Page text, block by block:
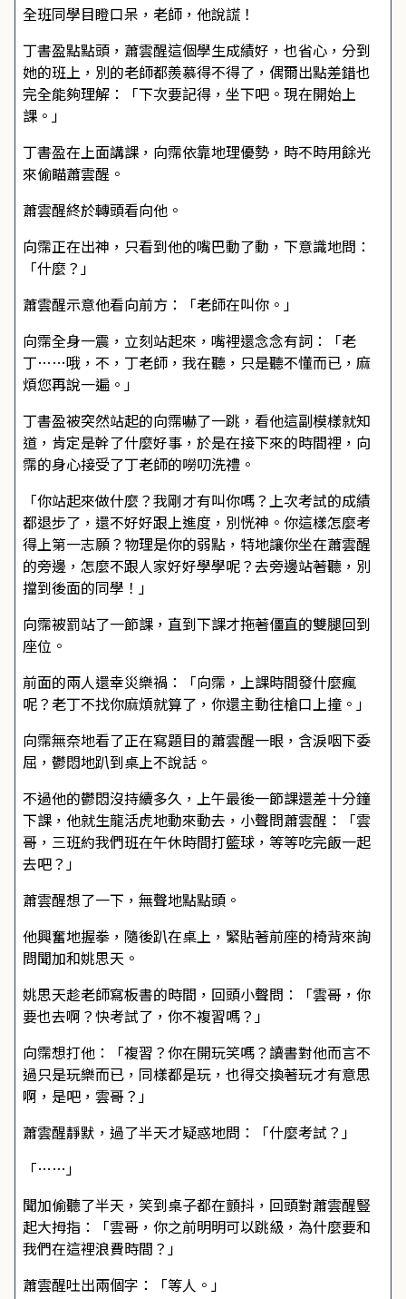
全班同學目瞪口呆，老師，他說謊！
丁書盈點點頭，蕭雲醒這個學生成績好，也省心，分到
她的班上，別的老師都羨慕得不得了，偶爾出點差錯也
完全能夠理解：「下次要記得，坐下吧。現在開始上
課。」
丁書盈在上面講課，向霈依靠地理優勢，時不時用餘光
來偷瞄蕭雲醒。
蕭雲醒終於轉頭看向他。
向霈正在出神，只看到他的嘴巴動了動，下意識地問：
「什麼？」
蕭雲醒示意他看向前方：「老師在叫你。」
向霈全身一震，立刻站起來，嘴裡還念念有詞：「老
丁……哦，不，丁老師，我在聽，只是聽不懂而已，麻
煩您再說一遍。」
丁書盈被突然站起的向霈嚇了一跳，看他這副模樣就知
道，肯定是幹了什麼好事，於是在接下來的時間裡，向
霈的身心接受了丁老師的嘮叨洗禮。
「你站起來做什麼？我剛才有叫你嗎？上次考試的成績
都退步了，還不好好跟上進度，別恍神。你這樣怎麼考
得上第一志願？物理是你的弱點，特地讓你坐在蕭雲醒
的旁邊，怎麼不跟人家好好學學呢？去旁邊站著聽，別
擋到後面的同學！」
向霈被罰站了一節課，直到下課才拖著僵直的雙腿回到
座位。
前面的兩人還幸災樂禍：「向霈，上課時間發什麼瘋
呢？老丁不找你麻煩就算了，你還主動往槍口上撞。」
向霈無奈地看了正在寫題目的蕭雲醒一眼，含淚咽下委
屈，鬱悶地趴到桌上不說話。
不過他的鬱悶沒持續多久，上午最後一節課還差十分鐘
下課，他就生龍活虎地動來動去，小聲問蕭雲醒：「雲
哥，三班約我們班在午休時間打籃球，等等吃完飯一起
去吧？」
蕭雲醒想了一下，無聲地點點頭。
他興奮地握拳，隨後趴在桌上，緊貼著前座的椅背來詢
問聞加和姚思天。
姚思天趁老師寫板書的時間，回頭小聲問：「雲哥，你
要也去啊？快考試了，你不複習嗎？」
向霈想打他：「複習？你在開玩笑嗎？讀書對他而言不
過只是玩樂而已，同樣都是玩，也得交換著玩才有意思
啊，是吧，雲哥？」
蕭雲醒靜默，過了半天才疑惑地問：「什麼考試？」
「……」
聞加偷聽了半天，笑到桌子都在顫抖，回頭對蕭雲醒豎
起大拇指：「雲哥，你之前明明可以跳級，為什麼要和
我們在這裡浪費時間？」
蕭雲醒吐出兩個字：「等人。」